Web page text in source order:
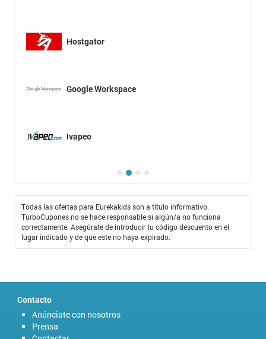
Hostgator
Google Workspace
Ivapeo
Todas las ofertas para Eurekakids son a título informativo.
TurboCupones no se hace responsable si algún/a no funciona
correctamente. Asegúrate de introducir tu código descuento en el
lugar indicado y de que este no haya expirado.
Contacto
Anúnciate con nosotros
Prensa